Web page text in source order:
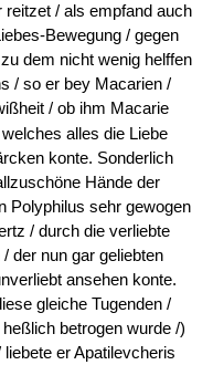
/ als empfand auch
Bewegung / gegen
dem nicht wenig helffen
/ so er bey Macarien /
/ ob ihm Macarie
alles die Liebe
konte. Sonderlich
Hände der
Polyphilus sehr gewogen
/ durch die verliebte
der nun gar geliebten
ansehen konte.
gleiche Tugenden /
betrogen wurde /)
er Apatilevcheris